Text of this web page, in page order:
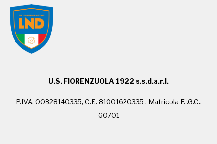
U.S. FIORENZUOLA 1922 s.s.d.a.r.l.
P.IVA: 00828140335; C.F.: 81001620335 ; Matricola F.I.G.C.:
60701